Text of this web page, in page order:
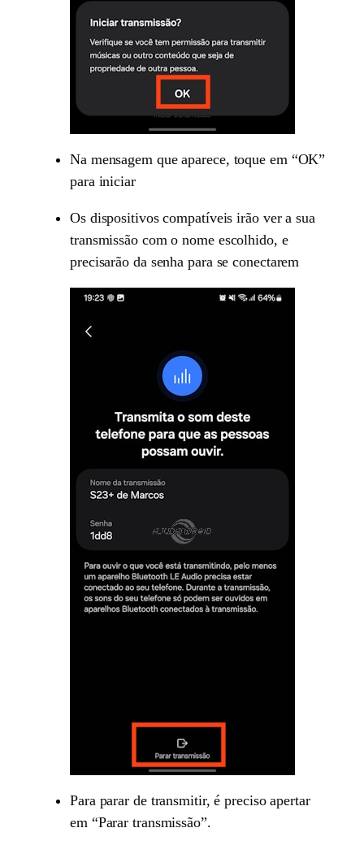
Na mensagem que aparece, toque em “OK”
para iniciar
Os dispositivos compatíveis irão ver a sua
transmissão com o nome escolhido, e
precisarão da senha para se conectarem
Para parar de transmitir, é preciso apertar
em “Parar transmissão”.